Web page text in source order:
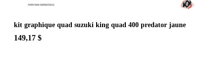
kit graphique quad suzuki king quad 400 predator jaune
149,17 $